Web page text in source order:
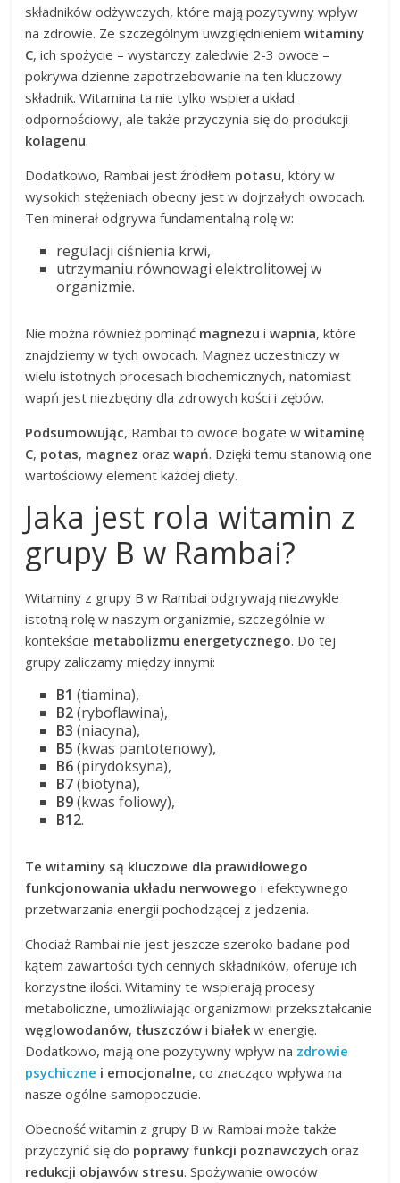
składników odżywczych, które mają pozytywny wpływ
na zdrowie. Ze szczególnym uwzględnieniemwitaminy
C, ich spożycie – wystarczy zaledwie 2-3 owoce –
pokrywa dzienne zapotrzebowanie na ten kluczowy
składnik. Witamina ta nie tylko wspiera układ
odpornościowy, ale także przyczynia się do produkcji
kolagenu.
Dodatkowo, Rambai jest źródłem potasu, który w
wysokich stężeniach obecny jest w dojrzałych owocach.
Ten minerał odgrywa fundamentalną rolę w:
regulacji ciśnienia krwi,
utrzymaniu równowagi elektrolitowej w
organizmie.
Nie można również pominąć magnezu iwapnia, które
znajdziemy w tych owocach. Magnez uczestniczy w
wielu istotnych procesach biochemicznych, natomiast
wapń jest niezbędny dla zdrowych kości i zębów.
Podsumowując, Rambai to owoce bogate wwitaminę
C, potas, magnez orazwapń. Dzięki temu stanowią one
wartościowy element każdej diety.
Jaka jest rola witamin z
grupy B w Rambai?
Witaminy z grupy B w Rambai odgrywają niezwykle
istotną rolę w naszym organizmie, szczególnie w
kontekście metabolizmu energetycznego. Do tej
grupy zaliczamy między innymi:
B1 (tiamina),
B2(ryboflawina),
B3 (niacyna),
B5 (kwas pantotenowy),
B6(pirydoksyna),
B7(biotyna),
B9(kwas foliowy),
B12.
Te witaminy są kluczowe dla prawidłowego
funkcjonowania układu nerwowego i efektywnego
przetwarzania energii pochodzącej z jedzenia.
Chociaż Rambai nie jest jeszcze szeroko badane pod
kątem zawartości tych cennych składników, oferuje ich
korzystne ilości. Witaminy te wspierają procesy
metaboliczne, umożliwiając organizmowi przekształcanie
węglowodanów, tłuszczów i białek w energię.
Dodatkowo, mają one pozytywny wpływ na zdrowie
psychiczne i emocjonalne, co znacząco wpływa na
nasze ogólne samopoczucie.
Obecność witamin z grupy B w Rambai może także
przyczynić się do poprawy funkcji poznawczych oraz
redukcji objawów stresu. Spożywanie owoców